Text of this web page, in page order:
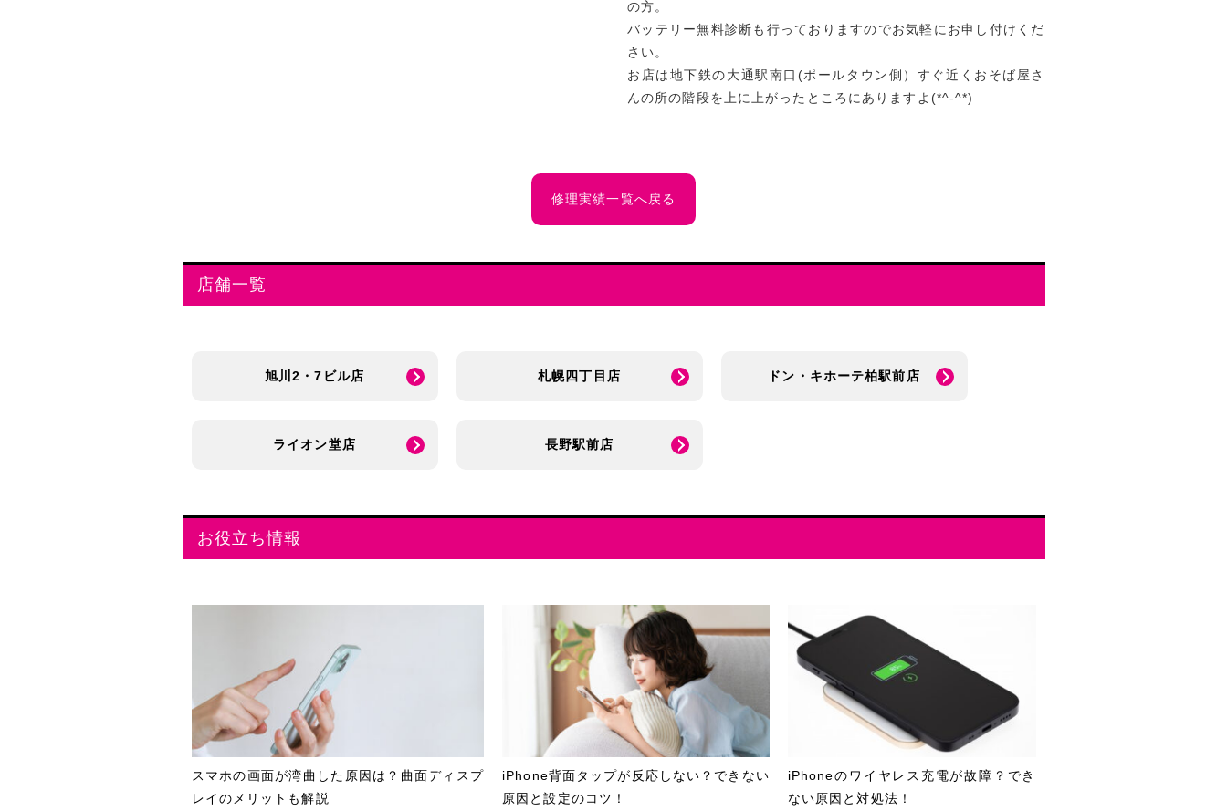
の方。
バッテリー無料診断も行っておりますのでお気軽にお申し付けくだ
さい。
お店は地下鉄の大通駅南口(ポールタウン側）すぐ近くおそば屋さ
んの所の階段を上に上がったところにありますよ(*^-^*)
修理実績一覧へ戻る
店舗一覧
旭川2・7ビル店 札幌四丁目店 ドン・キホーテ柏駅前店
ライオン堂店 長野駅前店
お役立ち情報
スマホの画面が湾曲した原因は？曲面ディスプ
レイのメリットも解説
iPhone背面タップが反応しない？できない
原因と設定のコツ！
iPhoneのワイヤレス充電が故障？でき
ない原因と対処法！